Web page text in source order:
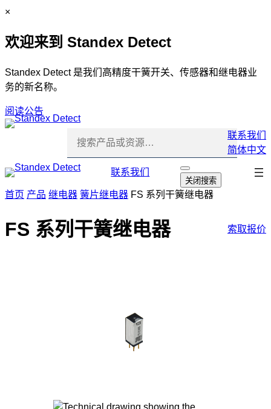
跳
内
C
o
e
×
欢迎来到 Standex Detect
Standex Detect 是我们高精度干簧开关、传感器和继电器业
务的新名称。
阅读公告
联系我们
简体中文
联系我们
打
开
搜
关闭搜索
跳
首页 产品 继电器 簧片继电器 FS 系列干簧继电器
FS 系列干簧继电器 索取报价